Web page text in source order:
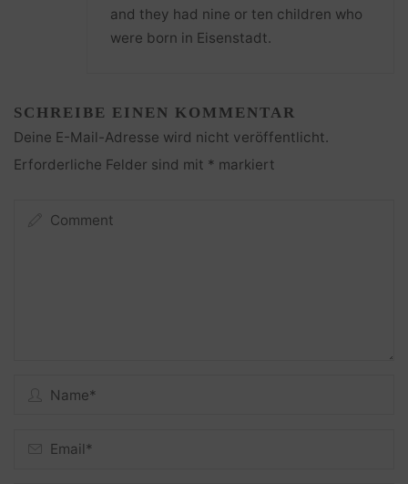
and they had nine or ten children who
were born in Eisenstadt.
SCHREIBE EINEN KOMMENTAR
Deine E-Mail-Adresse wird nicht veröffentlicht.
Erforderliche Felder sind mit * markiert